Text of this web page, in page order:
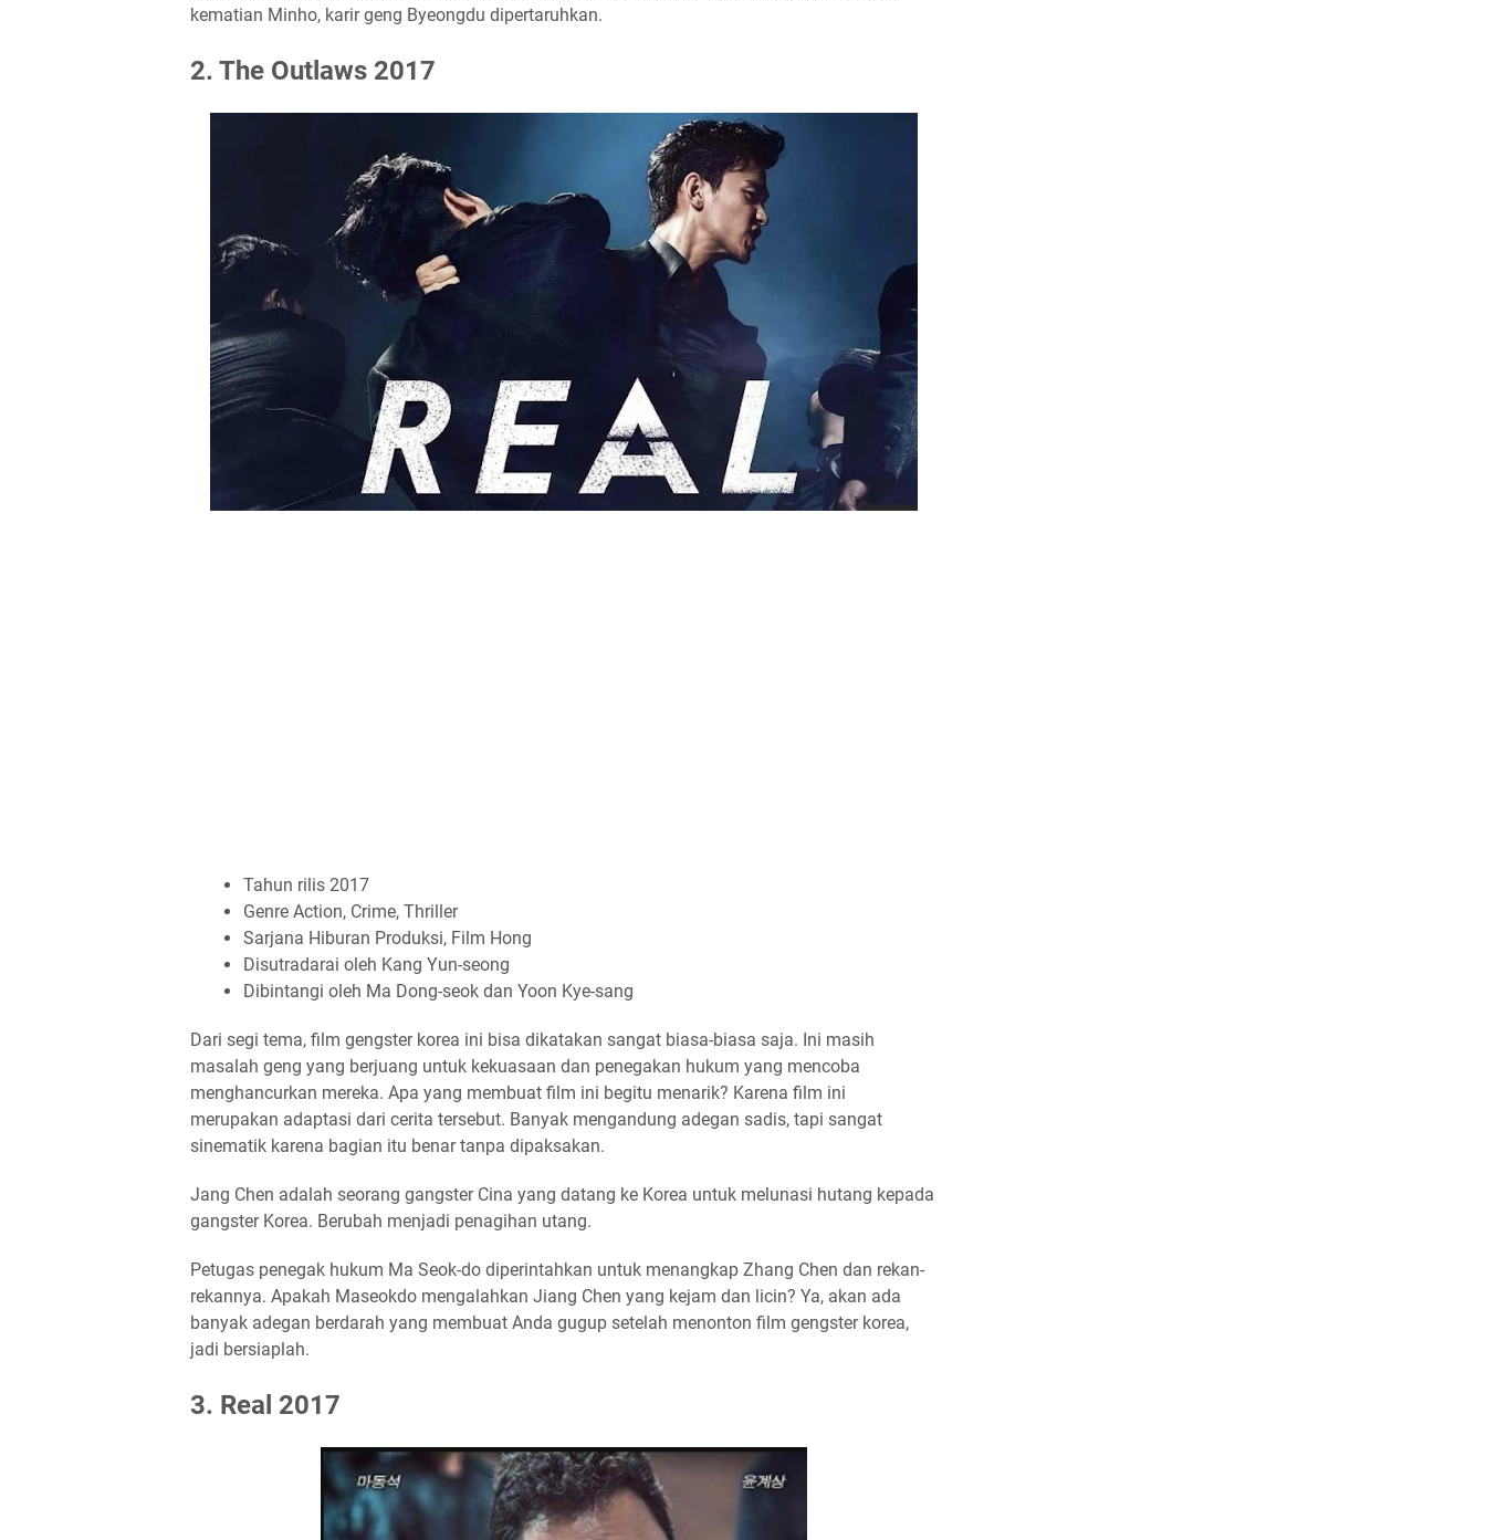
kematian Minho, karir geng Byeongdu dipertaruhkan.
2. The Outlaws 2017
Tahun rilis 2017
Genre Action, Crime, Thriller
Sarjana Hiburan Produksi, Film Hong
Disutradarai oleh Kang Yun-seong
Dibintangi oleh Ma Dong-seok dan Yoon Kye-sang
Dari segi tema, film gengster korea ini bisa dikatakan sangat biasa-biasa saja. Ini masih
masalah geng yang berjuang untuk kekuasaan dan penegakan hukum yang mencoba
menghancurkan mereka. Apa yang membuat film ini begitu menarik? Karena film ini
merupakan adaptasi dari cerita tersebut. Banyak mengandung adegan sadis, tapi sangat
sinematik karena bagian itu benar tanpa dipaksakan.
Jang Chen adalah seorang gangster Cina yang datang ke Korea untuk melunasi hutang kepada
gangster Korea. Berubah menjadi penagihan utang.
Petugas penegak hukum Ma Seok-do diperintahkan untuk menangkap Zhang Chen dan rekan-
rekannya. Apakah Maseokdo mengalahkan Jiang Chen yang kejam dan licin? Ya, akan ada
banyak adegan berdarah yang membuat Anda gugup setelah menonton film gengster korea,
jadi bersiaplah.
3. Real 2017